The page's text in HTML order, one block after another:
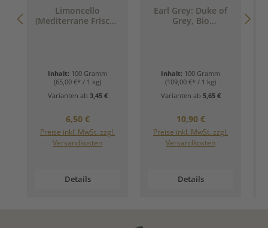
Limoncello
(Mediterrane Frische
Inhalt: 100 Gramm
(65,00 €* / 1 kg)
Varianten ab 3,45 €
Regulärer Preis:
6,50 €
Preise inkl. MwSt. zzgl.
Versandkosten
Details
Earl Grey: Duke of
Grey, Bio
Inhalt: 100 Gramm
(109,00 €* / 1 kg)
Varianten ab 5,65 €
Regulärer Preis:
10,90 €
Preise inkl. MwSt. zzgl.
Versandkosten
Details